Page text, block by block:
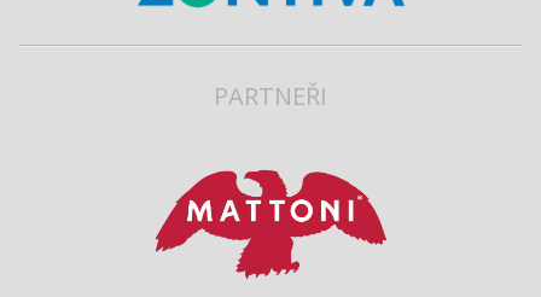
PARTNEŘI